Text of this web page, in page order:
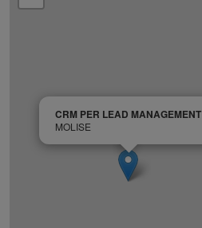
CRM PER LEAD MANAGEMENT
MOLISE